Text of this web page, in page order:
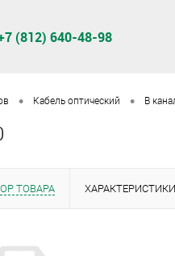
(812) 640-48-98
• Кабель оптический • В
ТОВАРА ХАРАКТЕРИСТИКИ